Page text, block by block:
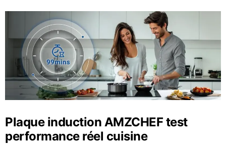
Plaque induction AMZCHEF test
performance réel cuisine